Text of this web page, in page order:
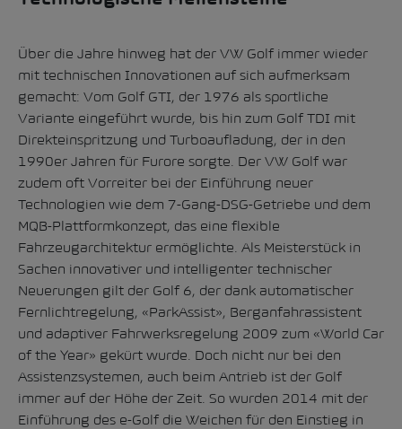
Über die Jahre hinweg hat der VW Golf immer wieder
mit technischen Innovationen auf sich aufmerksam
gemacht: Vom Golf GTI, der 1976 als sportliche
Variante eingeführt wurde, bis hin zum Golf TDI mit
Direkteinspritzung und Turboaufladung, der in den
1990er Jahren für Furore sorgte. Der VW Golf war
zudem oft Vorreiter bei der Einführung neuer
Technologien wie dem 7-Gang-DSG-Getriebe und dem
MQB-Plattformkonzept, das eine flexible
Fahrzeugarchitektur ermöglichte. Als Meisterstück in
Sachen innovativer und intelligenter technischer
Neuerungen gilt der Golf 6, der dank automatischer
Fernlichtregelung, «ParkAssist», Berganfahrassistent
und adaptiver Fahrwerksregelung 2009 zum «World Car
of the Year» gekürt wurde. Doch nicht nur bei den
Assistenzsystemen, auch beim Antrieb ist der Golf
immer auf der Höhe der Zeit. So wurden 2014 mit der
Einführung des e-Golf die Weichen für den Einstieg in